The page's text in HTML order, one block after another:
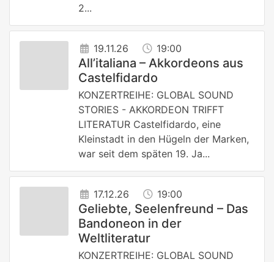
2...
19.11.26 19:00
All’italiana – Akkordeons aus
Castelfidardo
KONZERTREIHE: GLOBAL SOUND
STORIES - AKKORDEON TRIFFT
LITERATUR Castelfidardo, eine
Kleinstadt in den Hügeln der Marken,
war seit dem späten 19. Ja...
17.12.26 19:00
Geliebte, Seelenfreund – Das
Bandoneon in der
Weltliteratur
KONZERTREIHE: GLOBAL SOUND